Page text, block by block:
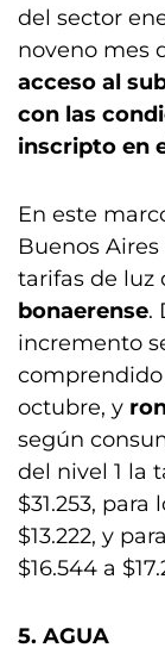
del sector
noveno mes
acceso al
con las
inscripto en
En este
Buenos
tarifas de luz
bonaerense.
incremento
comprendido
octubre, y
según
del nivel 1 la
$31.253, para
$13.222, y
$16.544 a
5. AGUA